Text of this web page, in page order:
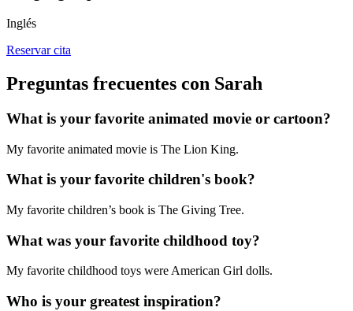
Inglés
Reservar cita
Preguntas frecuentes con Sarah
What is your favorite animated movie or cartoon?
My favorite animated movie is The Lion King.
What is your favorite children's book?
My favorite children’s book is The Giving Tree.
What was your favorite childhood toy?
My favorite childhood toys were American Girl dolls.
Who is your greatest inspiration?